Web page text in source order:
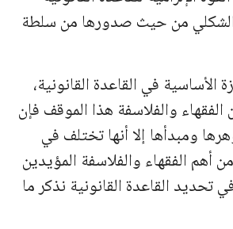
الشكلي من حيث صدورها من سلطة
الأساسية في القاعدة القانونية،
والفلاسفة هذا الموقف فإن
ومبدأها إلا أنها تختلف في
أهم الفقهاء والفلاسفة المؤيدين
تحديد القاعدة القانونية نذكر ما